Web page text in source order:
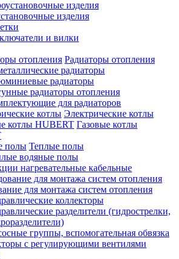
изделия
и вилки
Радиаторы отопления
радиаторы
радиаторы
радиаторы отопления
для радиаторов
Электрические котлы
Газовые котлы
Теплые полы
водяные полы
нагревательные кабельные
для монтажа систем отопления
коллекторы
разделители (гидрострелки,
группы, вспомогательная обвязка